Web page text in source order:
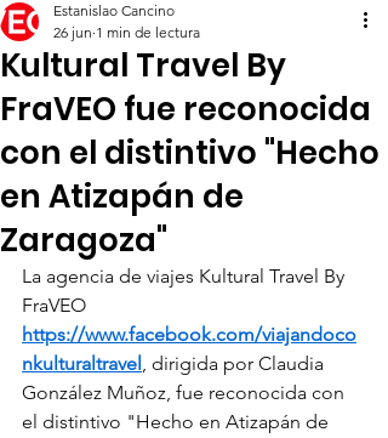
Kultural Travel By
FraVEO fue reconocida
con el distintivo "Hecho
en Atizapán de
Zaragoza"
Estanislao Cancino
26 jun 1 min de lectura
La agencia de viajes Kultural Travel By
FraVEO
https://www.facebook.com/viajandoco
nkulturaltravel, dirigida por Claudia
González Muñoz, fue reconocida con
el distintivo "Hecho en Atizapán de